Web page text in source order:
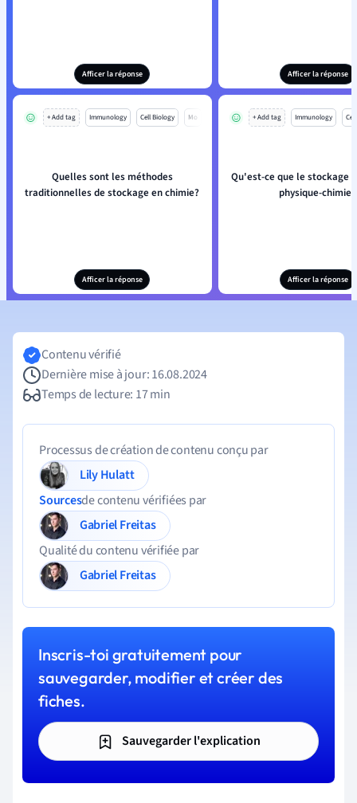
Afficer la réponse Afficer la réponse
+ Add tag Immunology Cell Biology Mo
Quelles sont les méthodes
traditionnelles de stockage en chimie?
Afficer la réponse
+ Add tag Immunology
Qu'est-ce que le stockage
physique-chimie?
Afficer la réponse
Contenu vérifié
Dernière mise à jour: 16.08.2024
Temps de lecture: 17 min
Processus de création de contenu conçu par
Lily Hulatt
Sourcesde contenu vérifiées par
Gabriel Freitas
Qualité du contenu vérifiée par
Gabriel Freitas
Inscris-toi gratuitement pour
sauvegarder, modifier et créer des
fiches.
Sauvegarder l'explication